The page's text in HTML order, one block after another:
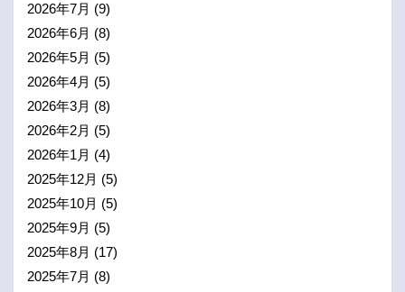
2026年7月 (9)
2026年6月 (8)
2026年5月 (5)
2026年4月 (5)
2026年3月 (8)
2026年2月 (5)
2026年1月 (4)
2025年12月 (5)
2025年10月 (5)
2025年9月 (5)
2025年8月 (17)
2025年7月 (8)